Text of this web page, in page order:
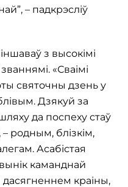
– падкрэсліў
з высокімі
«Сваімі
святочны дзень у
Дзякуй за
да поспеху стаў
родным, блізкім,
Асабістая
каманднай
краіны,